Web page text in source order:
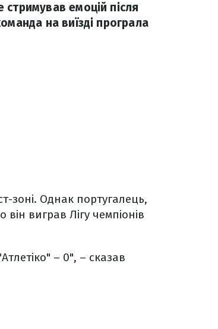
емоцій після
на виїзді програла
зоні. Однак португалець,
виграв Лігу чемпіонів
– 0", – сказав